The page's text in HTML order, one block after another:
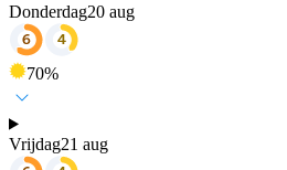
Donderdag20 aug
70%
Vrijdag21 aug